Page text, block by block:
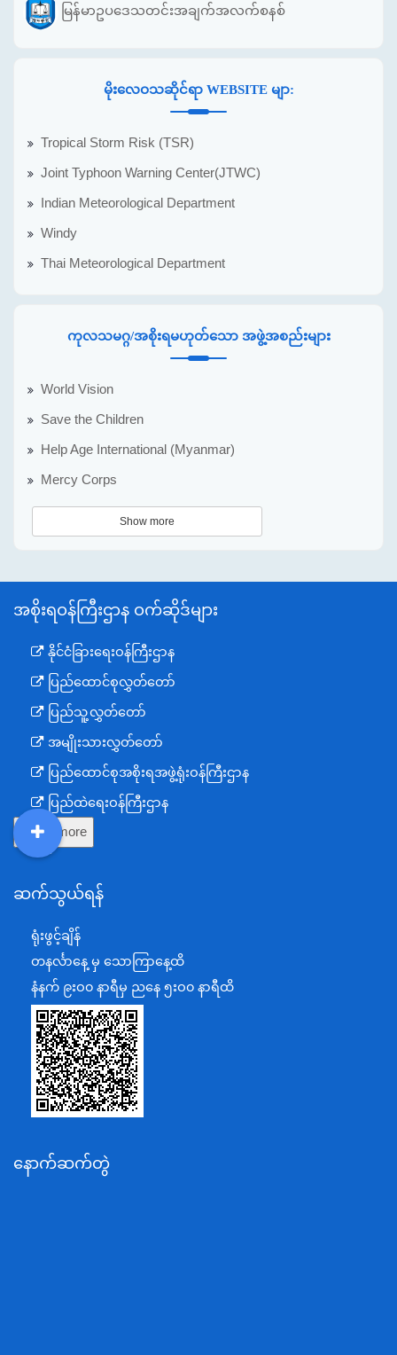
မြန်မာဥပဒေသတင်းအချက်အလက်စနစ်
မိုးလေဝသဆိုင်ရာ WEBSITE မျာ:
Tropical Storm Risk (TSR)
Joint Typhoon Warning Center(JTWC)
Indian Meteorological Department
Windy
Thai Meteorological Department
ကုလသမဂ္ဂ/အစိုးရမဟုတ်သော အဖွဲ့အစည်းများ
World Vision
Save the Children
Help Age International (Myanmar)
Mercy Corps
Show more
အစိုးရဝန်ကြီးဌာန ဝက်ဆိုဒ်များ
နိုင်ငံခြားရေးဝန်ကြီးဌာန
ပြည်ထောင်စုလွှတ်တော်
ပြည်သူ့လွှတ်တော်
အမျိုးသားလွှတ်တော်
ပြည်ထောင်စုအစိုးရအဖွဲ့ရုံးဝန်ကြီးဌာန
ပြည်ထဲရေးဝန်ကြီးဌာန
ကာကွယ်ရေးဝန်ကြီးဌာန
နယ်စပ်ရေးရာဝန်ကြီးဌာန
စီမံကိန်း၊ဘဏ္ဍာရေးနှင့်စက်မှုဝန်ကြီးဌာန
အပြည်ပြည်ဆိုင်ရာပူးပေါင်းဆောင်ရွက်ရေးဝန်ကြီးဌာန
ပြန်ကြားရေးဝန်ကြီးဌာန
သာသနာရေးနှင့် ယဉ်ကျေးမှုဝန်ကြီးဌာန
စိုက်ပျိုးရေး၊မွေးမြူရေးနှင့်ဆည်မြောင်းဝန်ကြီးဌာန
ပို့ဆောင်ရေးနှင့်ဆက်သွယ်ရေးဝန်ကြီးဌာန
သယံဇာတနှင့်ပတ်ဝန်းကျင်ထိန်းသိမ်းရေးဝန်ကြီးဌာန
အလုပ်သမား၊လူဝင်မှုကြီးကြပ်ရေးနှင့်ပြည်သူ့အင်အား
Show more
ဆက်သွယ်ရန်
ရုံးဖွင့်ချိန်
တနင်္လာနေ့ မှ သောကြာနေ့ထိ
နံနက် ၉းဝ၀ နာရီမှ ညနေ ၅းဝ၀ နာရီထိ
နောက်ဆက်တွဲ
DDM